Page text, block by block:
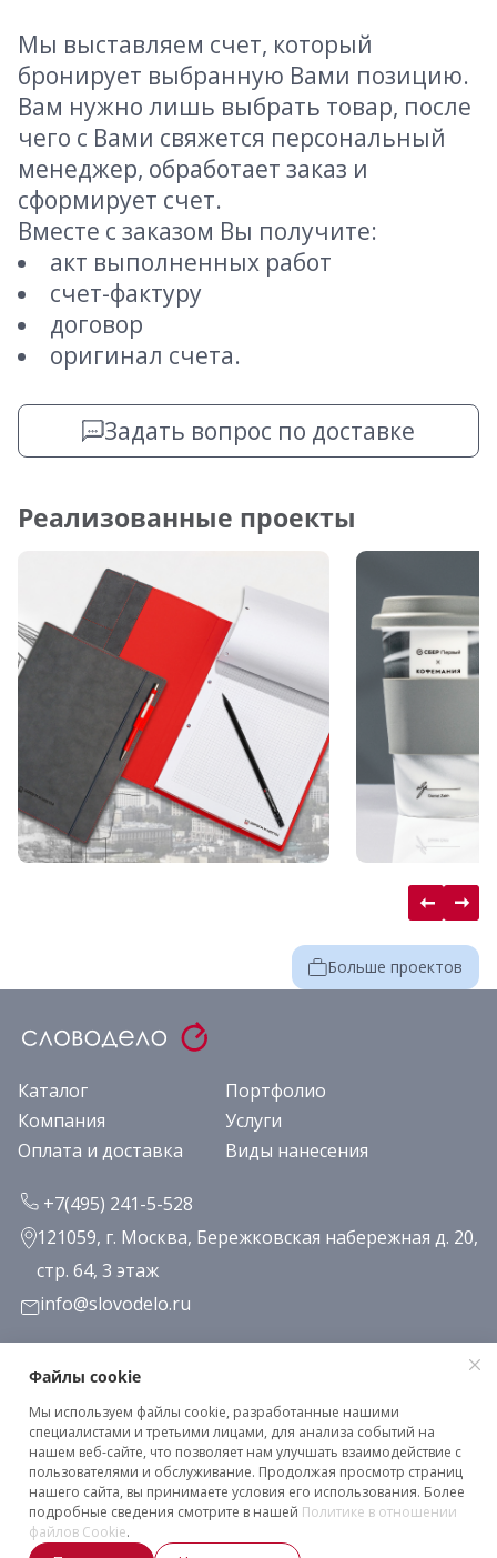
Мы выставляем счет, который
бронирует выбранную Вами позицию.
Вам нужно лишь выбрать товар, после
чего с Вами свяжется персональный
менеджер, обработает заказ и
сформирует счет.
Вместе с заказом Вы получите:
акт выполненных работ
счет-фактуру
договор
оригинал счета.
Задать вопрос по доставке
Реализованные проекты
Больше проектов
Каталог
Портфолио
Компания
Услуги
Оплата и доставка
Виды нанесения
+7(495) 241-5-528
121059, г. Москва, Бережковская набережная д. 20,
стр. 64, 3 этаж
info@slovodelo.ru
Заказать звонок
Подписаться на рассылку
Клиентское соглашение
Политика конфиденциальности
Файлы cookie
Мы используем файлы cookie, разработанные нашими
специалистами и третьими лицами, для анализа событий на
нашем веб-сайте, что позволяет нам улучшать взаимодействие с
пользователями и обслуживание. Продолжая просмотр страниц
нашего сайта, вы принимаете условия его использования. Более
подробные сведения смотрите в нашей Политике в отношении
файлов Cookie.